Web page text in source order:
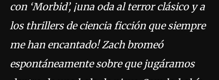
con ‘Morbid’, ¡una oda al terror clásico y a
los thrillers de ciencia ficción que siempre
me han encantado! Zach bromeó
espontáneamente sobre que jugáramos